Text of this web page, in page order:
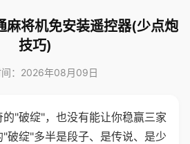
麻将机免安装遥控器(少点炮
技巧)
间：2026年08月09日
"破绽"，也没有能让你稳赢三家
破绽"多半是段子、是传说、是少